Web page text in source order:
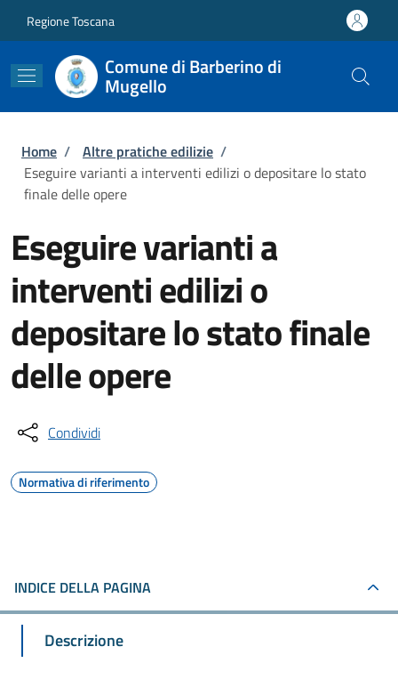
Regione Toscana
Comune di Barberino di
Mugello
Briciole di pane
Home / Altre pratiche edilizie /
Eseguire varianti a interventi edilizi o depositare lo stato
finale delle opere
Eseguire varianti a
interventi edilizi o
depositare lo stato finale
delle opere
Condividi
Normativa di riferimento
INDICE DELLA PAGINA
Descrizione